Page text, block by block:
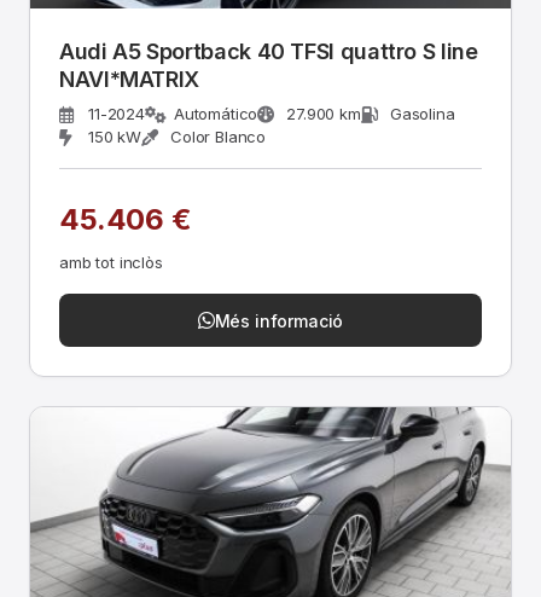
Audi A5 Sportback 40 TFSI quattro S line
NAVI*MATRIX
11-2024 Automático 27.900 km
Gasolina
150 kW
Color Blanco
45.406 €
amb tot inclòs
Més informació